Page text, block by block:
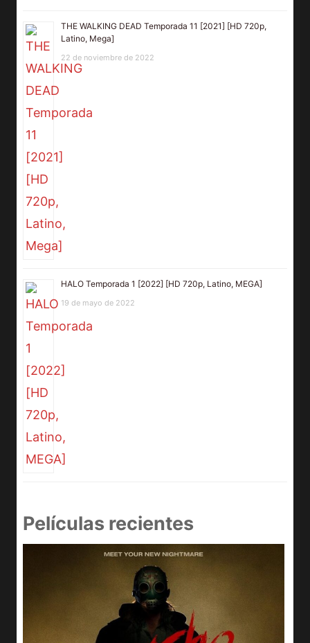
THE WALKING DEAD Temporada 11 [2021] [HD 720p,
Latino, Mega]
22 de noviembre de 2022
HALO Temporada 1 [2022] [HD 720p, Latino, MEGA]
19 de mayo de 2022
Películas recientes